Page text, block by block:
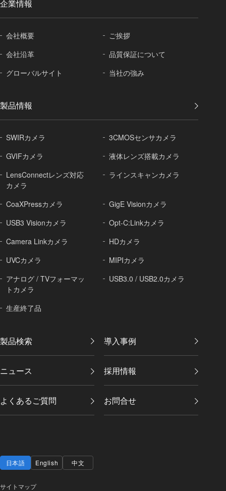
企業情報
会社概要
ご挨拶
会社沿革
品質保証について
グローバルサイト 当社の強み
製品情報
SWIRカメラ
3CMOSセンサカメラ
GVIFカメラ
液体レンズ搭載カメラ
LensConnectレンズ対応
カメラ
ラインスキャンカメラ
CoaXPressカメラ
GigE Visionカメラ
USB3 Visionカメラ
Opt-C:Linkカメラ
Camera Linkカメラ
HDカメラ
UVCカメラ
MIPIカメラ
アナログ / TVフォーマッ
トカメラ
USB3.0 / USB2.0カメラ
生産終了品
製品検索 導入事例
ニュース 採用情報
よくあるご質問 お問合せ
日本語 English 中文
サイトマップ